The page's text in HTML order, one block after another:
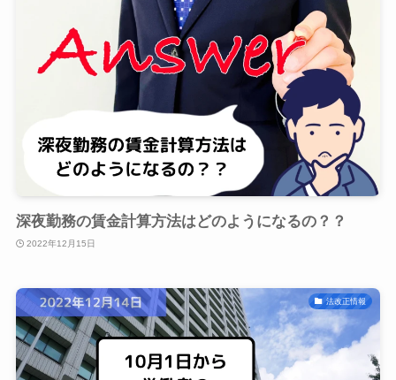
深夜勤務の賃金計算方法はどのようになるの？？
2022年12月15日
法改正情報